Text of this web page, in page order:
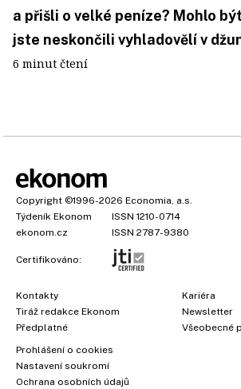
a přišli o velké peníze? Mohlo
jste neskončili vyhladovělí v
6 minut čtení
Copyright ©1996-2026 Economia, a.s.
Týdeník Ekonom
ISSN 1210-0714
ekonom.cz
ISSN 2787-9380
Certifikováno:
Kontakty
Tiráž redakce Ekonom
Předplatné
Kariéra
Newsletter
Všeobecné
Prohlášení o cookies
Nastavení soukromí
Ochrana osobních údajů